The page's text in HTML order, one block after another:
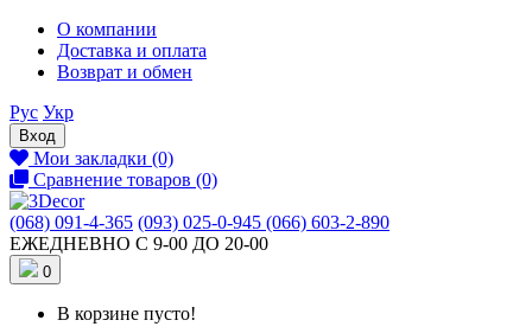
О компании
Доставка и оплата
Возврат и обмен
Рус Укр
Вход
Мои закладки (0)
Сравнение товаров (0)
(068) 091-4-365 (093) 025-0-945 (066) 603-2-890
ЕЖЕДНЕВНО С 9-00 ДО 20-00
0
В корзине пусто!